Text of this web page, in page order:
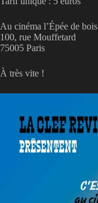
Au cinéma l’Épée de bois
100, rue Mouffetard
75005 Paris
À très vite !